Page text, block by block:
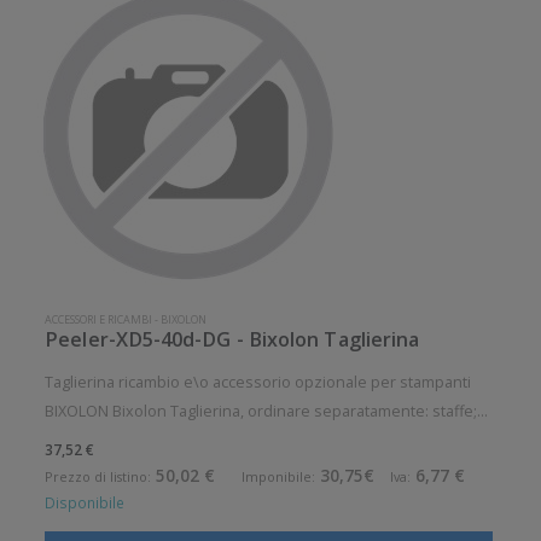
ACCESSORI E RICAMBI - BIXOLON
Peeler-XD5-40d-DG - Bixolon Taglierina
Taglierina ricambio e\o accessorio opzionale per stampanti
BIXOLON Bixolon Taglierina, ordinare separatamente: staffe;
adatto per: XD5-40d-DG Accessorio opzionale. Pezzo di
ricambio. Opzionale: Si Ricambio: Si
37,52 €
Prezzo di listino: 50,02 € Imponibile: 30,75€ Iva: 6,77 €
Disponibile